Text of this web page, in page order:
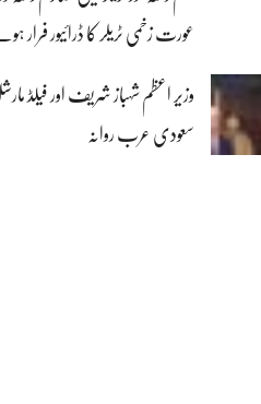
عورت زخمی ٹریلر کا ڈرائیور فرار
وزیر اعظم شہباز شریف اور فیلڈ
سعودی عرب روانہ